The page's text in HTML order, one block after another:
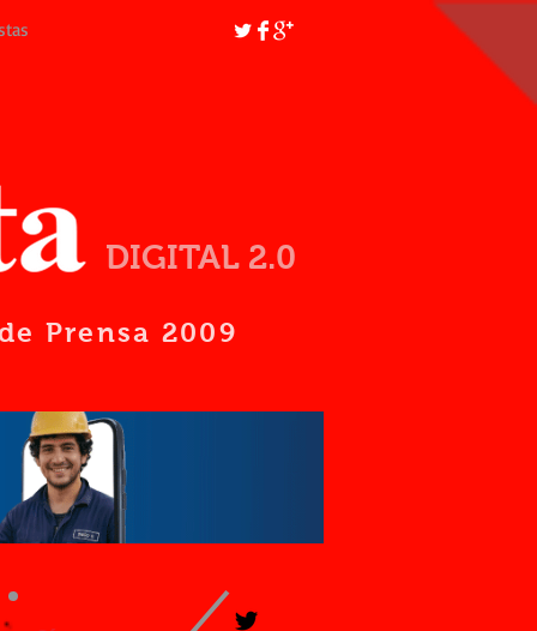
DIGITAL 2.0
Prensa 2009